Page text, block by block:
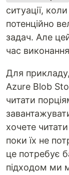
ситуації,
потенційно
задач. Але
час
Для
Azure Blob
читати
хочете
поки їх не
це потребує
підходом ми